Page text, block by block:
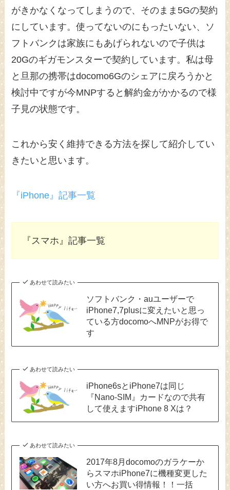
がきかなくなってしまうので、そのまま5Gの契約
にしています。使ってないのにもったいない、ソ
フトバンクは家族にもあげられないので子供は
20Gのギガモンスターで契約しています。私は母
と旦那の携帯はdocomo6Gのシェアに戻ろうかと
検討中ですが今MNPすると解約金がかかるので様
子見の状態です。
これから安く維持できる方法を探して紹介してい
きたいと思います。
『iPhone』記事一覧
『スマホ』記事一覧
あわせて読みたい
ソフトバンク・auユーザーで
iPhone7,7plusに変えたいと思っ
ている方docomoへMNPがお得で
す
あわせて読みたい
iPhone6sとiPhone7は同じ
『Nano-SIM』カードなので共有
して使えますiPhone 8 Xは？
あわせて読みたい
2017年8月docomoのガラケーか
らスマホiPhone7に機種変更した
い方へお買い得情報！！一括